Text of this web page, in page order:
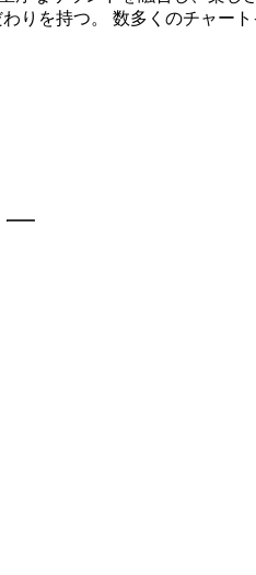
りを持つ。 数多くのチャー